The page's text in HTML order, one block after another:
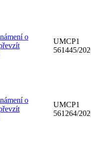
o
UMCP1
561445/
o
UMCP1
561264/